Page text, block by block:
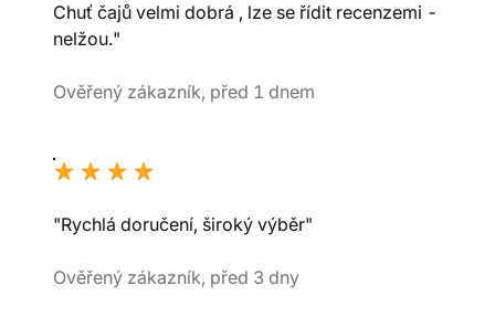
Chuť čajů velmi dobrá , lze se řídit recenzemi -
nelžou."
Ověřený zákazník, před 1 dnem
"Rychlá doručení, široký výběr"
Ověřený zákazník, před 3 dny